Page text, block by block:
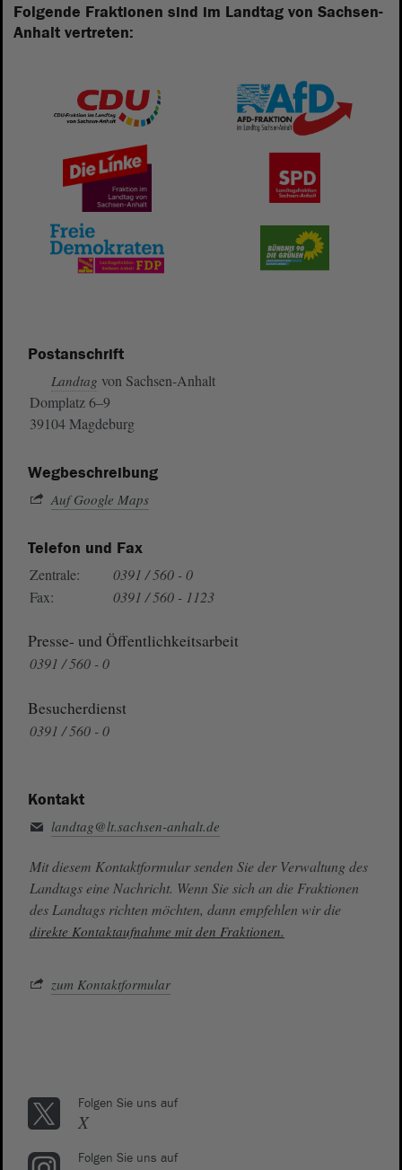
Folgende Fraktionen sind im Landtag von Sachsen-
Anhalt vertreten:
Postanschrift
Landtag von Sachsen-Anhalt
Domplatz 6–9
39104 Magdeburg
Wegbeschreibung
Auf Google Maps
Telefon und Fax
Zentrale:
0391 / 560 - 0
Fax:
0391 / 560 - 1123
Presse- und Öffentlichkeitsarbeit
0391 / 560 - 0
Besucherdienst
0391 / 560 - 0
Kontakt
landtag@lt.sachsen-anhalt.de
Mit diesem Kontaktformular senden Sie der Verwaltung des
Landtags eine Nachricht. Wenn Sie sich an die Fraktionen
des Landtags richten möchten, dann empfehlen wir die
direkte Kontaktaufnahme mit den Fraktionen.
zum Kontaktformular
Folgen Sie uns auf
X
Folgen Sie uns auf